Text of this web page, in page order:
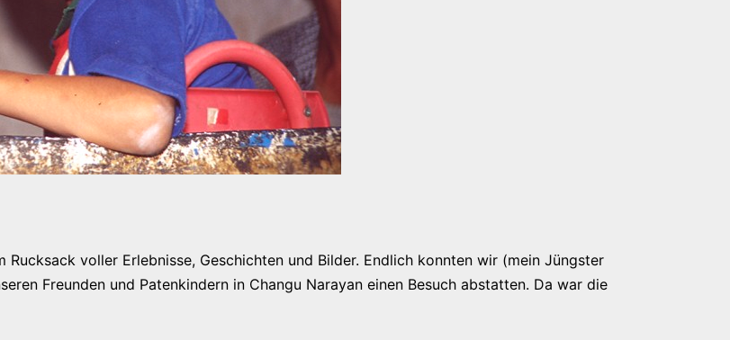
voller Erlebnisse, Geschichten und Bilder. Endlich konnten wir (mein Jüngster
Freunden und Patenkindern in Changu Narayan einen Besuch abstatten. Da war die